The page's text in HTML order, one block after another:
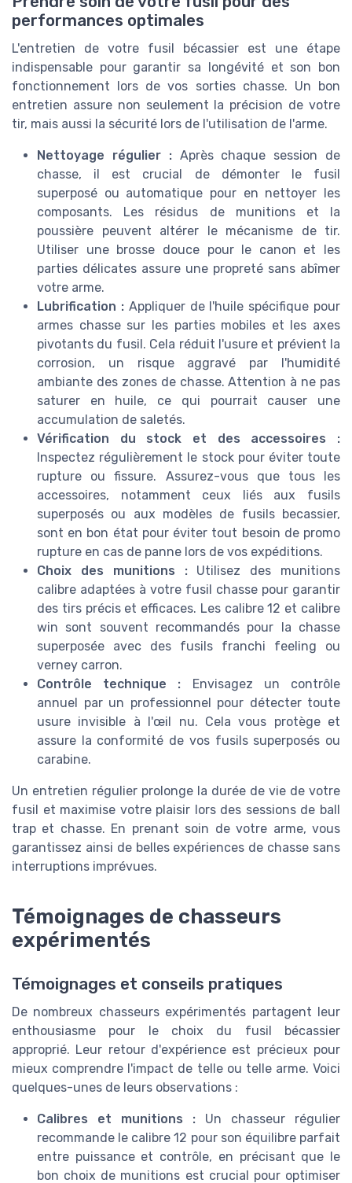
performances optimales
L'entretien de votre fusil bécassier est une étape
indispensable pour garantir sa longévité et son bon
fonctionnement lors de vos sorties chasse. Un bon
entretien assure non seulement la précision de votre
tir, mais aussi la sécurité lors de l'utilisation de l'arme.
Nettoyage régulier : Après chaque session de
chasse, il est crucial de démonter le fusil
superposé ou automatique pour en nettoyer les
composants. Les résidus de munitions et la
poussière peuvent altérer le mécanisme de tir.
Utiliser une brosse douce pour le canon et les
parties délicates assure une propreté sans abîmer
votre arme.
Lubrification : Appliquer de l'huile spécifique pour
armes chasse sur les parties mobiles et les axes
pivotants du fusil. Cela réduit l'usure et prévient la
corrosion, un risque aggravé par l'humidité
ambiante des zones de chasse. Attention à ne pas
saturer en huile, ce qui pourrait causer une
accumulation de saletés.
Vérification du stock et des accessoires :
Inspectez régulièrement le stock pour éviter toute
rupture ou fissure. Assurez-vous que tous les
accessoires, notamment ceux liés aux fusils
superposés ou aux modèles de fusils becassier,
sont en bon état pour éviter tout besoin de promo
rupture en cas de panne lors de vos expéditions.
Choix des munitions : Utilisez des munitions
calibre adaptées à votre fusil chasse pour garantir
des tirs précis et efficaces. Les calibre 12 et calibre
win sont souvent recommandés pour la chasse
superposée avec des fusils franchi feeling ou
verney carron.
Contrôle technique : Envisagez un contrôle
annuel par un professionnel pour détecter toute
usure invisible à l'œil nu. Cela vous protège et
assure la conformité de vos fusils superposés ou
carabine.
Un entretien régulier prolonge la durée de vie de votre
fusil et maximise votre plaisir lors des sessions de ball
trap et chasse. En prenant soin de votre arme, vous
garantissez ainsi de belles expériences de chasse sans
interruptions imprévues.
Témoignages de chasseurs
expérimentés
Témoignages et conseils pratiques
De nombreux chasseurs expérimentés partagent leur
enthousiasme pour le choix du fusil bécassier
approprié. Leur retour d'expérience est précieux pour
mieux comprendre l'impact de telle ou telle arme. Voici
quelques-unes de leurs observations :
Calibres et munitions : Un chasseur régulier
recommande le calibre 12 pour son équilibre parfait
entre puissance et contrôle, en précisant que le
bon choix de munitions est crucial pour optimiser